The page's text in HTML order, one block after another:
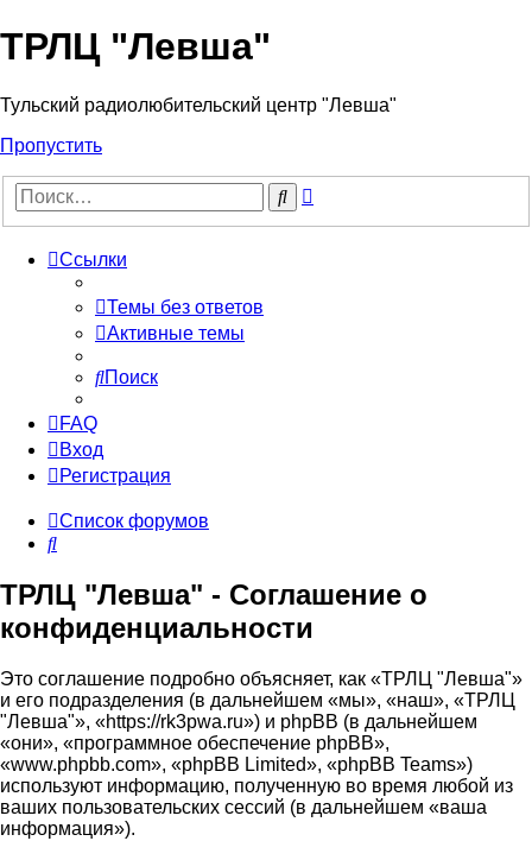
ТРЛЦ "Левша"
Тульский радиолюбительский центр "Левша"
Пропустить
Поиск
Ссылки
Темы без ответов
Активные темы
Поиск
FAQ
Вход
Регистрация
Список форумов
Поиск
ТРЛЦ "Левша" - Соглашение о
конфиденциальности
Это соглашение подробно объясняет, как «ТРЛЦ "Левша"»
и его подразделения (в дальнейшем «мы», «наш», «ТРЛЦ
"Левша"», «https://rk3pwa.ru») и phpBB (в дальнейшем
«они», «программное обеспечение phpBB»,
«www.phpbb.com», «phpBB Limited», «phpBB Teams»)
используют информацию, полученную во время любой из
ваших пользовательских сессий (в дальнейшем «ваша
информация»).